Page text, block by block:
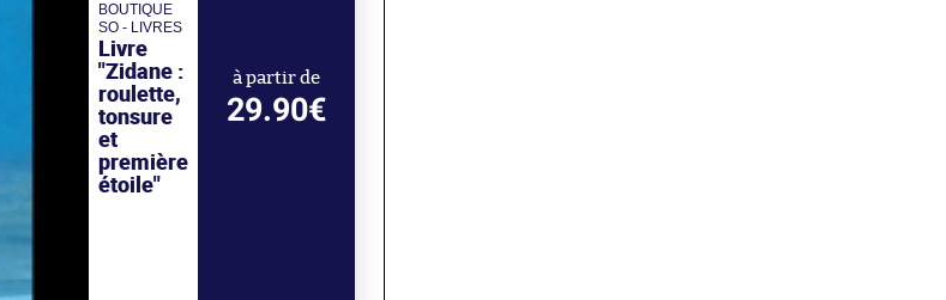
BOUTIQUE
SO - LIVRES
Livre
"Zidane :
roulette,
tonsure
et
première
étoile"
à partir de
29.90€